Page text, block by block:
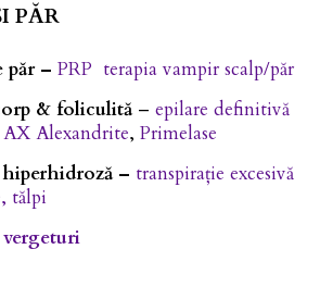
PĂR
păr –PRP terapia vampir scalp/păr
& foliculită –epilare definitivă
Alexandrite, Primelase
– transpirație excesivă
tălpi